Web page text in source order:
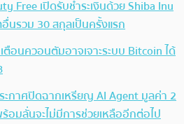
Free เปิดรับชำระเงินด้วย Shiba Inu
อื่นรวม 30 สกุลเป็นครั้งแรก
ตือนควอนตัมอาจเจาะระบบ Bitcoin ได้
กาศปิดฉากเหรียญ AI Agent มูลค่า 2
อมลั่นจะไม่มีการช่วยเหลืออีกต่อไป